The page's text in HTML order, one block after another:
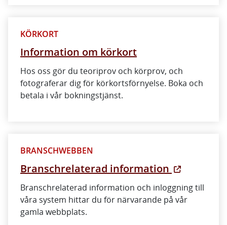
KÖRKORT
Information om körkort
Hos oss gör du teoriprov och körprov, och
fotograferar dig för körkortsförnyelse. Boka och
betala i vår bokningstjänst.
BRANSCHWEBBEN
Branschrelaterad information
Branschrelaterad information och inloggning till
våra system hittar du för närvarande på vår
gamla webbplats.